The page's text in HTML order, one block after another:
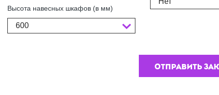
Высота навесных шкафов (в мм)
600